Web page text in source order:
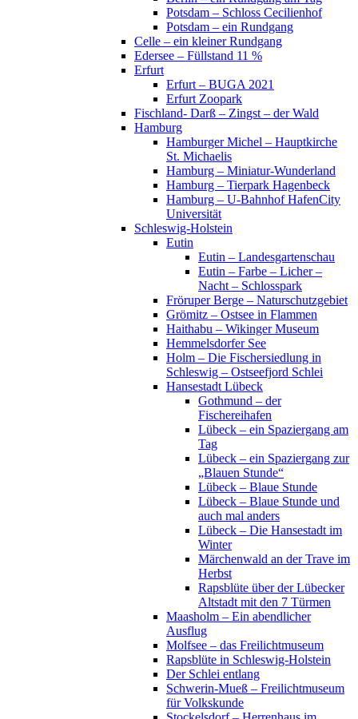
Potsdam – Schloss Cecilienhof
Potsdam – ein Rundgang
Celle – ein kleiner Rundgang
Edersee – Füllstand 11 %
Erfurt
Erfurt – BUGA 2021
Erfurt Zoopark
Fischland- Darß – Zingst – der Wald
Hamburg
Hamburger Michel – Hauptkirche
St. Michaelis
Hamburg – Miniatur-Wunderland
Hamburg – Tierpark Hagenbeck
Hamburg – U-Bahnhof HafenCity
Universität
Schleswig-Holstein
Eutin
Eutin – Landesgartenschau
Eutin – Farbe – Licher –
Nacht – Schlosspark
Fröruper Berge – Naturschutzgebiet
Grömitz – Ostsee in Flammen
Haithabu – Wikinger Museum
Hemmelsdorfer See
Holm – Die Fischersiedlung in
Schleswig – Ostseefjord Schlei
Hansestadt Lübeck
Gothmund – der
Fischereihafen
Lübeck – ein Spaziergang am
Tag
Lübeck – ein Spaziergang zur
„Blauen Stunde“
Lübeck – Blaue Stunde
Lübeck – Blaue Stunde und
auch mal anders
Lübeck – Die Hansestadt im
Winter
Märchenwald an der Trave im
Herbst
Rapsblüte über der Lübecker
Altstadt mit den 7 Türmen
Maasholm – Ein abendlicher
Ausflug
Molfsee – das Freilichtmuseum
Rapsblüte in Schleswig-Holstein
Der Schlei entlang
Schwerin-Mueß – Freilichtmuseum
für Volkskunde